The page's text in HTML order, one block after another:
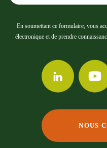
En soumettant ce formulaire, vous
électronique et de prendre
NOUS